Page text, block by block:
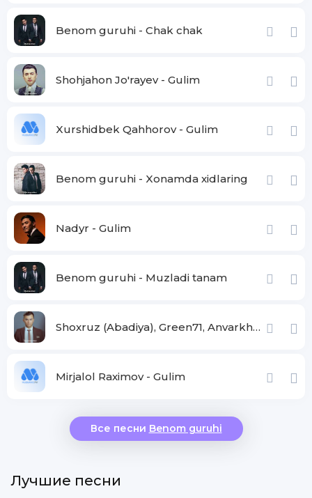
O'tadi kun, o'tadi kuz, o'tadi yil
Sensiz hayotga afsus ko'nmadi dil
Sog'inmoqdaman
Shirin shirin tabassuming go'zal edi
Hech kimga o'xshamas eding
Yolg'iz qolmoqdaman
Sendan og'rinmaydimi
O'zga qo'lin tutganda, erkalatib quchganda
Meni eslatmaydimi
Men sevgan qora ko'zlar
Bunchalar yolg'on so'zlar
Joninga tegmaydimi
Taqdir so'zin aytganda
Afsuslanib qolganda
Benom guruhi - Chak chak
Shohjahon Jo'rayev - Gulim
Xurshidbek Qahhorov - Gulim
Benom guruhi - Xonamda xidlaring
Nadyr - Gulim
Benom guruhi - Muzladi tanam
Shoxruz (Abadiya), Green71, Anvarkhan - Gulim
Mirjalol Raximov - Gulim
Все песни Benom guruhi
Лучшие песни